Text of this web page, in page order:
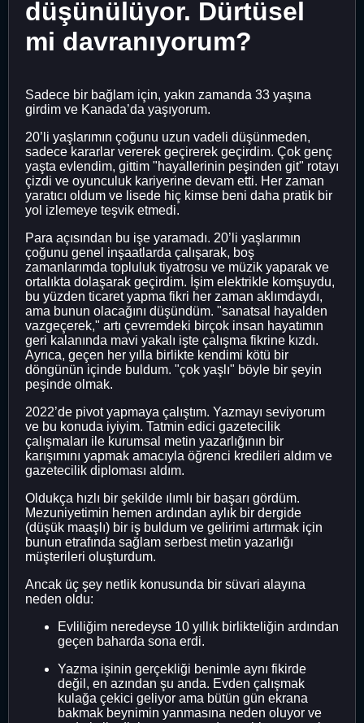
düşünülüyor. Dürtüsel
mi davranıyorum?
Sadece bir bağlam için, yakın zamanda 33 yaşına
girdim ve Kanada’da yaşıyorum.
20’li yaşlarımın çoğunu uzun vadeli düşünmeden,
sadece kararlar vererek geçirerek geçirdim. Çok genç
yaşta evlendim, gittim "hayallerinin peşinden git" rotayı
çizdi ve oyunculuk kariyerine devam etti. Her zaman
yaratıcı oldum ve lisede hiç kimse beni daha pratik bir
yol izlemeye teşvik etmedi.
Para açısından bu işe yaramadı. 20’li yaşlarımın
çoğunu genel inşaatlarda çalışarak, boş
zamanlarımda topluluk tiyatrosu ve müzik yaparak ve
ortalıkta dolaşarak geçirdim. İşim elektrikle komşuydu,
bu yüzden ticaret yapma fikri her zaman aklımdaydı,
ama bunun olacağını düşündüm. "sanatsal hayalden
vazgeçerek," artı çevremdeki birçok insan hayatımın
geri kalanında mavi yakalı işte çalışma fikrine kızdı.
Ayrıca, geçen her yılla birlikte kendimi kötü bir
döngünün içinde buldum. "çok yaşlı" böyle bir şeyin
peşinde olmak.
2022’de pivot yapmaya çalıştım. Yazmayı seviyorum
ve bu konuda iyiyim. Tatmin edici gazetecilik
çalışmaları ile kurumsal metin yazarlığının bir
karışımını yapmak amacıyla öğrenci kredileri aldım ve
gazetecilik diploması aldım.
Oldukça hızlı bir şekilde ılımlı bir başarı gördüm.
Mezuniyetimin hemen ardından aylık bir dergide
(düşük maaşlı) bir iş buldum ve gelirimi artırmak için
bunun etrafında sağlam serbest metin yazarlığı
müşterileri oluşturdum.
Ancak üç şey netlik konusunda bir süvari alayına
neden oldu:
Evliliğim neredeyse 10 yıllık birlikteliğin ardından
geçen baharda sona erdi.
Yazma işinin gerçekliği benimle aynı fikirde
değil, en azından şu anda. Evden çalışmak
kulağa çekici geliyor ama bütün gün ekrana
bakmak beynimin yanmasına neden oluyor ve